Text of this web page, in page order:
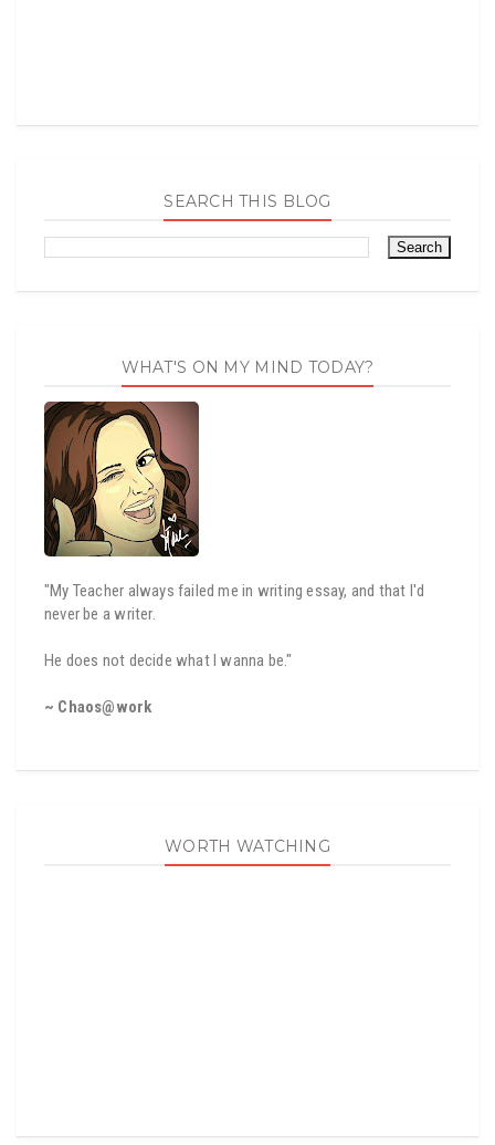
SEARCH THIS BLOG
WHAT'S ON MY MIND TODAY?
"My Teacher always failed me in writing essay, and that I'd
never be a writer.
He does not decide what I wanna be."
~ Chaos@work
WORTH WATCHING